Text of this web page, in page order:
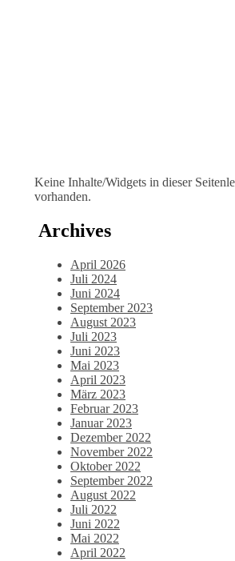
Keine Inhalte/Widgets in dieser
vorhanden.
Archives
April 2026
Juli 2024
Juni 2024
September 2023
August 2023
Juli 2023
Juni 2023
Mai 2023
April 2023
März 2023
Februar 2023
Januar 2023
Dezember 2022
November 2022
Oktober 2022
September 2022
August 2022
Juli 2022
Juni 2022
Mai 2022
April 2022